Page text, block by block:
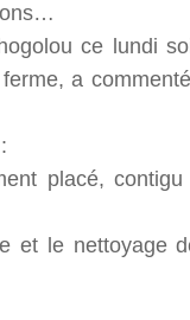
ce lundi
a
placé,
et le nettoyage